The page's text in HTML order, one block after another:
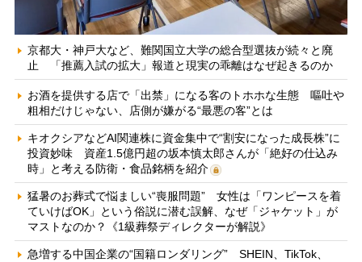
京都大・神戸大など、難関国立大学の総合型選抜が続々と廃
止 「推薦入試の拡大」報道と現実の乖離はなぜ起きるのか
お酒を提供する店で「出禁」になる客のトホホな生態 嘔吐や
粗相だけじゃない、店側が嫌がる“最悪の客”とは
キオクシアなどAI関連株に資金集中で“割安になった成長株”に
投資妙味 資産1.5億円超の坂本慎太郎さんが「絶好の仕込み
時」と考える防衛・食品銘柄を紹介
猛暑のお葬式で悩ましい“喪服問題” 女性は「ワンピースを着
ていけばOK」という俗説に潜む誤解、なぜ「ジャケット」が
マストなのか？《1級葬祭ディレクターが解説》
急増する中国企業の“国籍ロンダリング” SHEIN、TikTok、